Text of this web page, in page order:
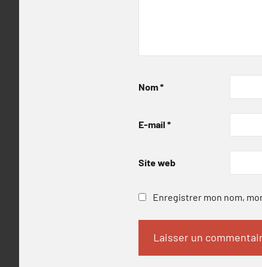
Nom*
E-mail *
Site web
Enregistrer mon nom,